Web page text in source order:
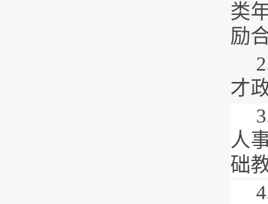
类
励
才
3
人
础
4